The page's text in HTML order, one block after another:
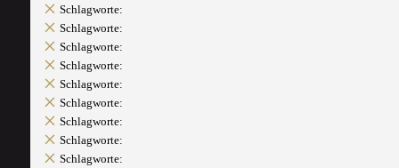
Schlagworte:
Schlagworte:
Schlagworte:
Schlagworte:
Schlagworte:
Schlagworte:
Schlagworte:
Schlagworte:
Schlagworte: